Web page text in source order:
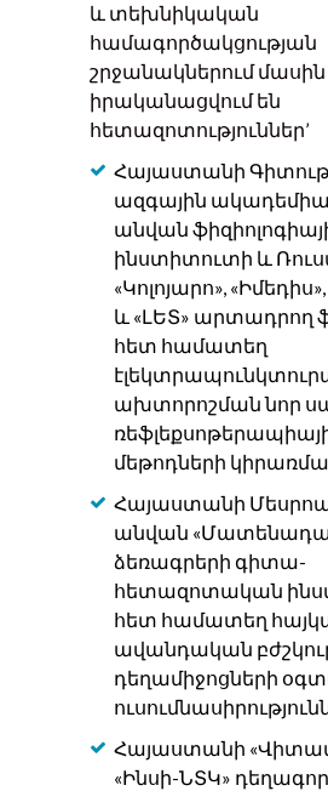
և տեխնիկական
համագործակցության
շրջանակներում մասին
իրականացվում են
հետազոտություններ’
Հայաստանի
ազգային
անվան
ինստիտուտի և
«Կոլոյարո»,
և «ԼԵՏ» արտադրող
հետ համատեղ
ախտորոշման նոր
մեթոդների
Հայաստանի
անվան
ձեռագրերի գիտա-
հետազոտական
հետ համատեղ
ավանդական
դեղամիջոցների
Հայաստանի
«Ինսի-ՆՏԿ»